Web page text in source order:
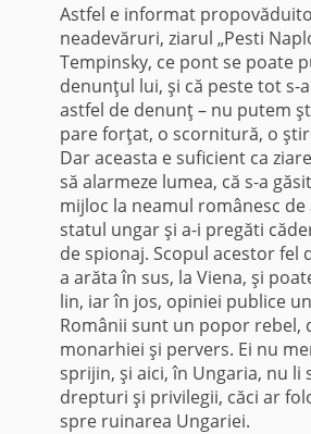
Astfel e informat
neadevăruri, ziarul „Pesti
Tempinsky, ce pont se poate
denunţul lui, şi că peste tot s-
astfel de de­nunţ – nu putem
pare forţat, o scornitură, o
Dar aceasta e suficient ca
să alarmeze lu­mea, că s-a
mijloc la neamul românesc de
statul ungar şi a-i pregăti
de spionaj. Scopul acestor fel
a arăta în sus, la Viena, şi
lin, iar în jos, opiniei publice
Românii sunt un popor re­bel,
monarhiei şi pervers. Ei nu
sprijin, şi aici, în Ungaria, nu li
drep­turi şi privilegii, căci ar
spre ruinarea Ungariei.